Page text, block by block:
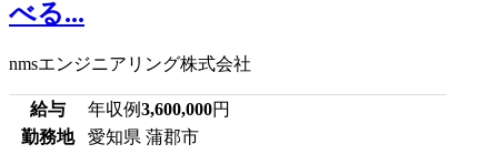
べる...
nmsエンジニアリング株式会社
給与 年収例3,600,000円
勤務地
愛知県 蒲郡市